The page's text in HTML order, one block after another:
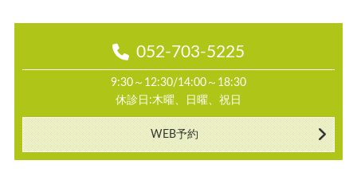
052-703-5225
9:30～12:30/14:00～18:30
休診日:木曜、日曜、祝日
WEB予約